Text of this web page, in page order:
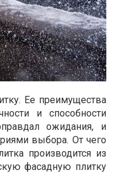
Ее преимущества
и способности
ожидания, и
выбора. От чего
производится из
фасадную плитку